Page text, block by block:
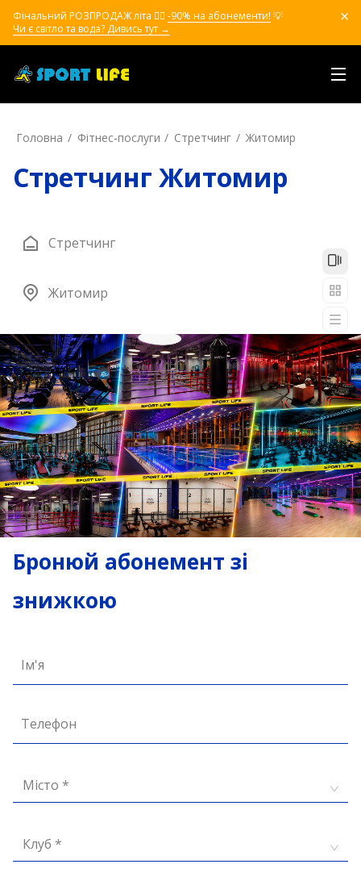
Фінальний РОЗПРОДАЖ літа ❤️‍🔥 -90% на абонементи! 💡
Чи є світло та вода? Дивись тут →
Головна Фітнес-послуги Стретчинг Житомир
Стретчинг Житомир
Стретчинг
Житомир
Бронюй абонемент зі
знижкою
Ім'я
Телефон
Місто *
Клуб *